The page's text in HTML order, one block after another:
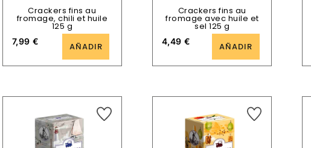
Crackers fins au
fromage, chili et huile
125 g
7,99€ AÑADIR
Crackers fins au
fromage avec huile et
sel 125 g
4,49€ AÑADIR